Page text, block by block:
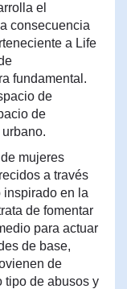
el
consecuencia
a Life
fundamental.
de
de
mujeres
a través
en la
de fomentar
para actuar
de base,
de
tipo de abusos y